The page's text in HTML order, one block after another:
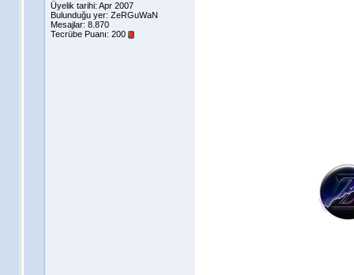
Üyelik tarihi: Apr 2007
Bulunduğu yer: ZeRGuWaN
Mesajlar: 8.870
Tecrübe Puanı: 200